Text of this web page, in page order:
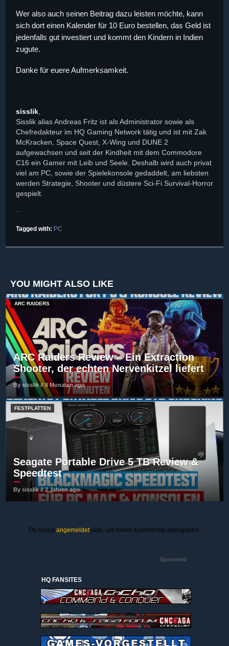
Wer also auch seinen Beitrag dazu leisten möchte, kann
sich dort einen Kalender für 10 Euro bestellen, das Geld ist
jedenfalls gut investiert und kommt den Kindern in Indien
zugute.
Danke für euere Aufmerksamkeit.
sisslik
Sisslik alias Andreas Fritz ist als Administrator sowie als
Chefredakteur im HQ Gaming Network tätig und ist mit Zak
McKracken, Space Quest, X-Wing und DUNE 2
aufgewachsen und seit der Kindheit mit dem Commodore
C16 ein Gamer mit Leib und Seele. Deshalb wird auch privat
viel am PC, sowie der Spielekonsole gedaddelt, am liebsten
werden Strategie, Shooter und düstere Sci-Fi Survival-Horror
gespielt.
Tagged with: PC
YOU MIGHT ALSO LIKE
ARC RAIDERS
ARC Raiders Review – Ein Extraction
Shooter, der echten Nervenkitzel liefert
By sisslik // 8 Monaten ago
FESTPLATTEN
Seagate Portable Drive 5 TB Review &
Speedtest
By sisslik // 2 Jahren ago
Du musst angemeldetsein, um einen Kommentar abzugeben.
Sponsored
HQ FANSITES